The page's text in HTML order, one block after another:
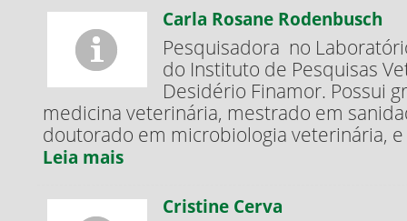
Carla Rosane Rodenbusch
Pesquisadora no
do Instituto de Pesquisas
Desidério Finamor. Possui
medicina veterinária, mestrado em
doutorado em microbiologia veterinária, e
Leia mais
Cristine Cerva